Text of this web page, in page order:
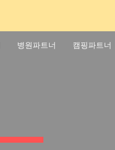
병원파트너 캠핑파트너